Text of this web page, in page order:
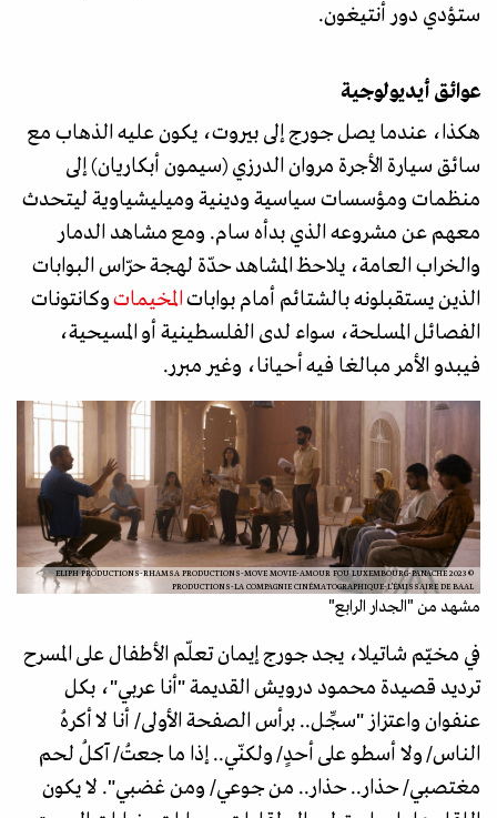
ستؤدي دور أنتيغون.
عوائق أيديولوجية
هكذا، عندما يصل جورج إلى بيروت، يكون عليه الذهاب مع
سائق سيارة الأجرة مروان الدرزي (سيمون أبكاريان) إلى
منظمات ومؤسسات سياسية ودينية وميليشياوية ليتحدث
معهم عن مشروعه الذي بدأه سام. ومع مشاهد الدمار
والخراب العامة، يلاحظ المشاهد حدّة لهجة حرّاس البوابات
الذين يستقبلونه بالشتائم أمام بواباتالمخيماتوكانتونات
الفصائل المسلحة، سواء لدى الفلسطينية أو المسيحية،
فيبدو الأمر مبالغا فيه أحيانا، وغير مبرر.
© 2023 ELIPH PRODUCTIONS-RHAMSA PRODUCTIONS-MOVE MOVIE-AMOUR FOU LUXEMBOURG-PANACHE
PRODUCTIONS-LA COMPAGNIE CINÉMATOGRAPHIQUE-L’ÉMISSAIRE DE BAAL
مشهد من "الجدار الرابع"
في مخيّم شاتيلا، يجد جورج إيمان تعلّم الأطفال على المسرح
ترديد قصيدة محمود درويش القديمة "أنا عربي"، بكل
عنفوان واعتزاز "سجِّل.. برأس الصفحة الأولى/ أنا لا أكرهُ
الناس/ ولا أسطو على أحدٍ/ ولكنّي.. إذا ما جعتُ/ آكلُ لحم
مغتصبي/ حذار.. حذار.. من جوعي/ ومن غضبي". لا يكون